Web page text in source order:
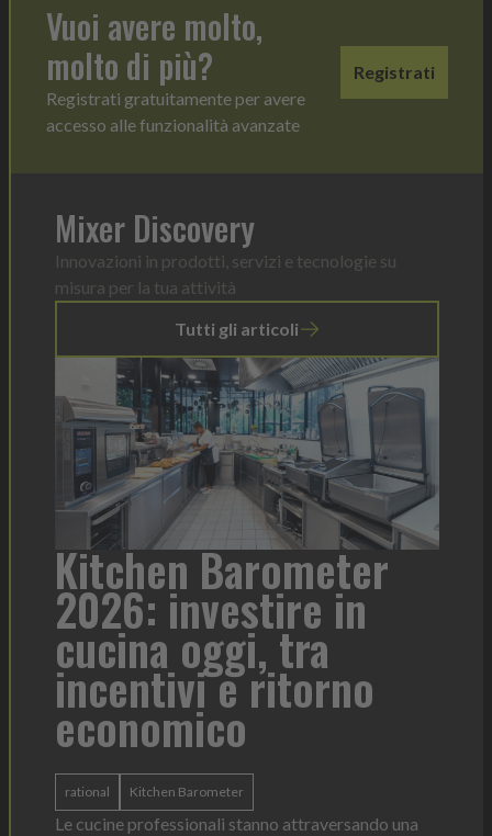
Vuoi avere molto,
molto di più?
Registrati gratuitamente per avere
accesso alle funzionalità avanzate
Registrati
Mixer Discovery
Innovazioni in prodotti, servizi e tecnologie su
misura per la tua attività
Tutti gli articoli
Kitchen Barometer
2026: investire in
cucina oggi, tra
incentivi e ritorno
economico
rational Kitchen Barometer
Le cucine professionali stanno attraversando una